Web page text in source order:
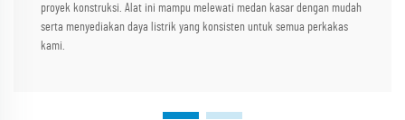
proyek konstruksi. Alat ini mampu melewati medan kasar dengan mudah
serta menyediakan daya listrik yang konsisten untuk semua perkakas
kami.